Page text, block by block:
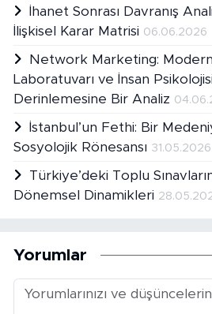
İhanet Sonrası Davranış
İlişkisel Karar Matrisi 06.06.2026
Network Marketing: Modern
Laboratuvarı ve İnsan
Derinlemesine Bir Analiz
İstanbul’un Fethi: Bir
Sosyolojik Rönesansı 31.05.2026
Türkiye’deki Toplu
Dönemsel Dinamikleri
Yorumlar